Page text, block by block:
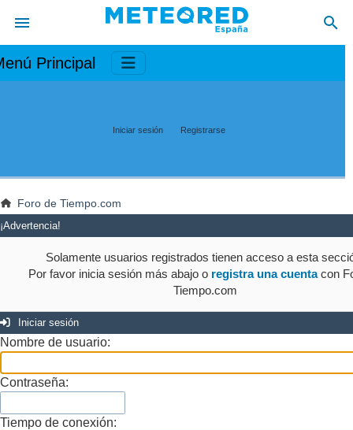
Principal
Iniciar sesión Registrarse
Foro de Tiempo.com
¡Advertencia!
Solamente usuarios registrados tienen acceso a esta
Por favor inicia sesión más abajo o registra una cuentacon
Tiempo.com
Iniciar sesión
Nombre de usuario:
Contraseña:
Tiempo de conexión: